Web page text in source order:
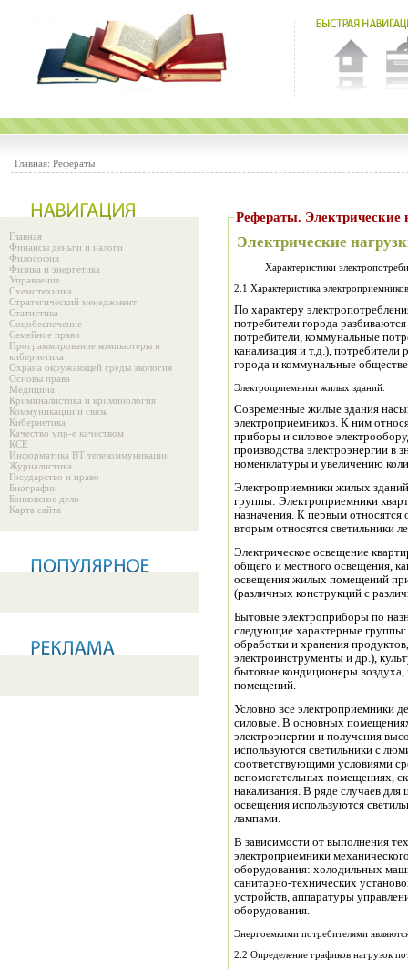
Главная: Рефераты
Главная
Финансы деньги и налоги
Философия
Физика и энергетика
Управление
Схемотехника
Стратегический менеджмент
Статистика
Соцобеспечение
Семейное право
Программирование компьютеры и
кибернетика
Охрана окружающей среды экология
Основы права
Медицина
Криминалистика и криминология
Коммуникации и связь
Кибернетика
Качество упр-е качеством
КСЕ
Информатика ВТ телекоммуникации
Журналистика
Государство и право
Биографии
Банковское дело
Карта сайта
Рефераты. Электрические
Электрические
Характеристики
2.1 Характеристика
По характеру
потребители города
потребители, коммунальные
канализация и т.д.),
города и коммунальные
Электроприемники жилых зданий.
Современные жилые здания
электроприемников. К ним относятся различные осветительные
приборы и силовое
производства электроэнергии в
Электроприемники жилых
группы: Электроприемники
назначения. К первым
вторым относятся светильники
Электрическое освещение
общего и местного освещения,
освещения жилых помещений
(различных конструкций с
Бытовые электроприборы по
следующие характерные группы:
обработки и хранения
электроинструменты и др.),
бытовые кондиционеры воздуха,
помещений.
Условно все электроприемники
силовые. В основных
электроэнергии и получения
используются светильники с
соответствующими условиями
вспомогательных помещениях,
накаливания. В ряде случаев для
освещения используются
лампами.
В зависимости от выполнения
электроприемники
оборудования: холодильных машин,
санитарно-технических
устройств, аппаратуры
оборудования.
Энергоемкими потребителями
2.2 Определение графиков нагрузок